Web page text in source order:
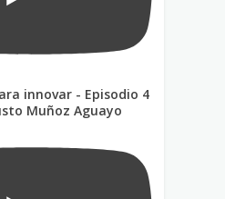
innovar - Episodio 4
Muñoz Aguayo